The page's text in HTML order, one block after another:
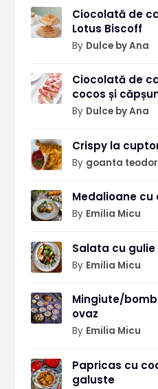
Ciocolată de
Lotus Biscoff
By Dulce by Ana
Ciocolată de
cocos și
By Dulce by Ana
Crispy la
By goanta
Medalioane
By Emilia Micu
Salata cu gulie
By Emilia Micu
Mingiute/
ovaz
By Emilia Micu
Papricas cu
galuste